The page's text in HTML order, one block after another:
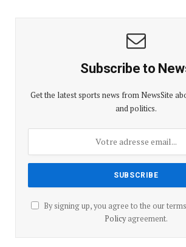
Subscribe to
Get the latest sports news from NewsSite
and politics.
By signing up, you agree to the our
Policyagreement.